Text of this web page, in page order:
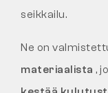
seikkailu.
Ne on
materiaalista ,